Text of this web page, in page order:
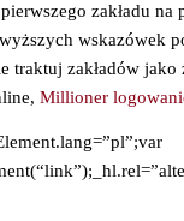
zakładu
wskazówek
traktuj zakładów jako
Millioner